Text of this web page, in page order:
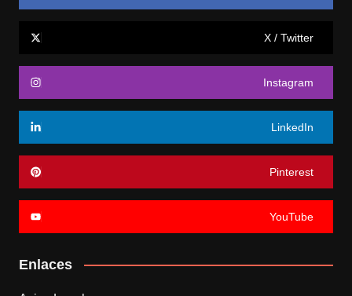
X / Twitter
Instagram
LinkedIn
Pinterest
YouTube
Enlaces